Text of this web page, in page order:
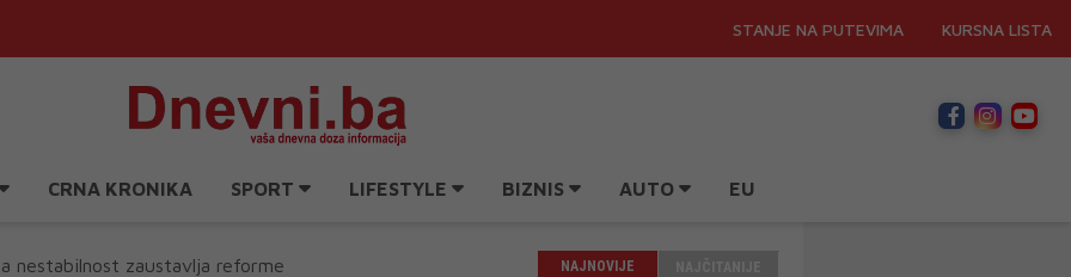
STANJE NA PUTEVIMA KURSNA LISTA
CRNA KRONIKA SPORT LIFESTYLE BIZNIS AUTO EU
nestabilnost zaustavlja reforme NAJNOVIJE